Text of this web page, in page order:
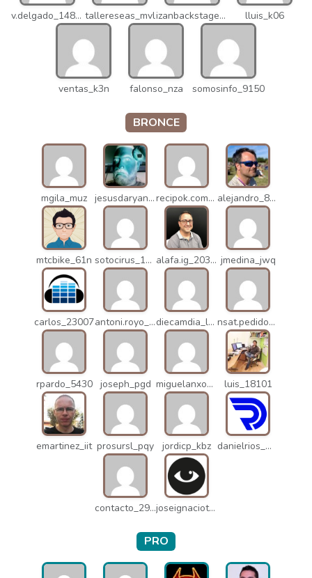
v.delgado_14821 tallereseas_mvl izanbackstage_14556 lluis_k06
ventas_k3n falonso_nza somosinfo_9150
BRONCE
mgila_muz jesusdaryanani_mko recipok.com_n5u alejandro_8931
mtcbike_61n sotocirus_11872 alafa.ig_20338 jmedina_jwq
carlos_23007 antoni.royo_10023 diecamdia_l27 nsat.pedidos_1235
rpardo_5430 joseph_pgd miguelanxogomez_21982 luis_18101
emartinez_iit prosursl_pqy jordicp_kbz danielrios_mqb
contacto_2906 joseignaciot_q66
PRO